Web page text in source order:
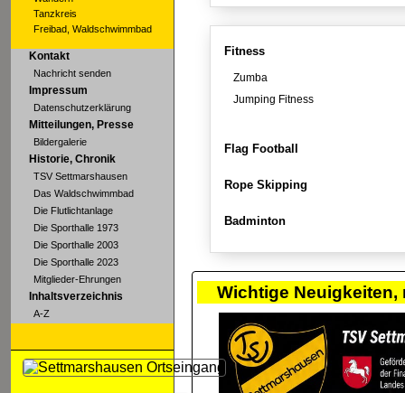
Tanzkreis
Freibad, Waldschwimmbad
Kontakt
Nachricht senden
Impressum
Datenschutzerklärung
Mitteilungen, Presse
Bildergalerie
Historie, Chronik
TSV Settmarshausen
Das Waldschwimmbad
Die Flutlichtanlage
Die Sporthalle 1973
Die Sporthalle 2003
Die Sporthalle 2023
Mitglieder-Ehrungen
Inhaltsverzeichnis
A-Z
Fitness
Zumba
Jumping Fitness
Flag Football
Rope Skipping
Badminton
Wichtige Neuigkeiten,